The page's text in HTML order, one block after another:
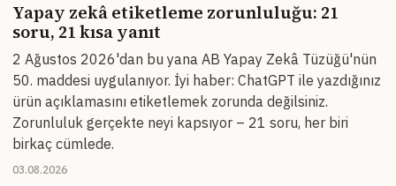
Yapay zekâ etiketleme zorunluluğu: 21
soru, 21 kısa yanıt
2 Ağustos 2026'dan bu yana AB Yapay Zekâ Tüzüğü'nün
50. maddesi uygulanıyor. İyi haber: ChatGPT ile yazdığınız
ürün açıklamasını etiketlemek zorunda değilsiniz.
Zorunluluk gerçekte neyi kapsıyor – 21 soru, her biri
birkaç cümlede.
03.08.2026